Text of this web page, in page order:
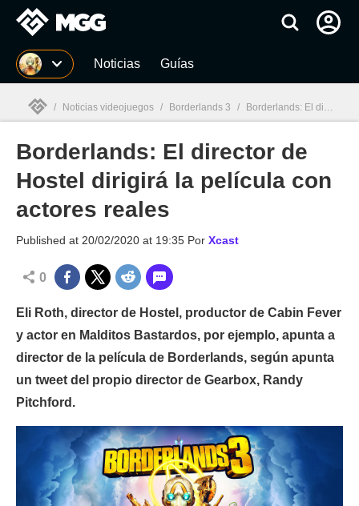
MGG Noticias Guías
MGG
/ Noticias videojuegos / Borderlands 3 / Borderlands: El director de Hostel dirigirá la película con actores reales
Borderlands: El director de
Hostel dirigirá la película con
actores reales
Published at 20/02/2020 at 19:35 Por Xcast
0
Eli Roth, director de Hostel, productor de Cabin Fever
y actor en Malditos Bastardos, por ejemplo, apunta a
director de la película de Borderlands, según apunta
un tweet del propio director de Gearbox, Randy
Pitchford.